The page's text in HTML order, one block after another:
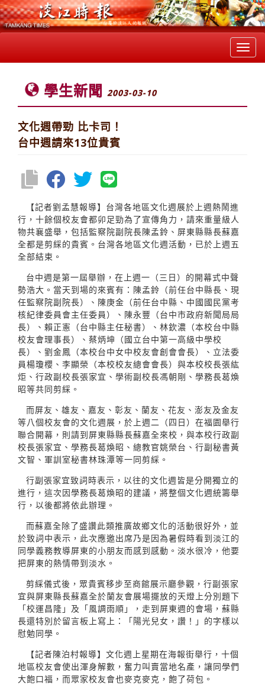
學生新聞 2003-03-10
文化週帶勁 比卡司！
台中週請來13位貴賓
【記者劉孟慧報導】台灣各地區文化週展於上週熱鬧進
行，十餘個校友會都卯足勁為了宣傳角力，請來重量級人
物共襄盛舉，包括監察院副院長陳孟鈴、屏東縣縣長蘇嘉
全都是剪綵的貴賓。台灣各地區文化週活動，已於上週五
全部結束。
台中週是第一屆舉辦，在上週一（三日）的開幕式中聲
勢浩大。當天到場的來賓有：陳孟鈴（前任台中縣長、現
任監察院副院長）、陳庚金（前任台中縣、中國國民黨考
核紀律委員會主任委員）、陳永豐（台中市政府新聞局局
長）、賴正憲（台中縣主任秘書）、林欽濃（本校台中縣
校友會理事長）、蔡炳坤（國立台中第一高級中學校
長）、劉金鳳（本校台中女中校友會創會會長）、立法委
員楊瓊櫻、李顯榮（本校校友總會會長）與本校校長張紘
炬、行政副校長張家宜、學術副校長馮朝剛、學務長葛煥
昭等共同剪綵。
而屏友、雄友、嘉友、彰友、蘭友、花友、澎友及金友
等八個校友會的文化週展，於上週二（四日）在福園舉行
聯合開幕，則請到屏東縣縣長蘇嘉全來校，與本校行政副
校長張家宜、學務長葛煥昭、總教官姚榮台、行副秘書黃
文智、軍訓室秘書林珠潭等一同剪綵。
行副張家宜致詞時表示，以往的文化週皆是分開獨立的
進行，這次因學務長葛煥昭的建議，將整個文化週統籌舉
行，以後都將依此辦理。
而蘇嘉全除了盛讚此類推廣故鄉文化的活動很好外，並
於致詞中表示，此次應邀出席乃是因為暑假時看到淡江的
同學義務教導屏東的小朋友而感到感動。淡水很冷，他要
把屏東的熱情帶到淡水。
剪綵儀式後，眾貴賓移步至商館展示廳參觀，行副張家
宜與屏東縣長蘇嘉全於蘭友會展場擺放的天燈上分別題下
「校運昌隆」及「風調雨順」，走到屏東週的會場，蘇縣
長還特別於留言板上寫上：「陽光兒女，讚！」的字樣以
慰勉同學。
【記者陳泊村報導】文化週上星期在海報街舉行，十個
地區校友會使出渾身解數，奮力叫賣當地名產，讓同學們
大飽口福，而眾家校友會也麥克麥克，飽了荷包。